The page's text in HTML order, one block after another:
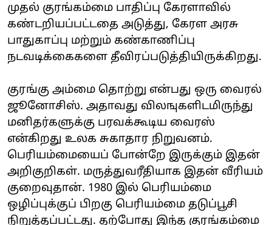
முதல் குரங்கம்மை பாதிப்பு கேரளாவில்
கண்டறியப்பட்டதை அடுத்து, கேரள அரசு
பாதுகாப்பு மற்றும் கண்காணிப்பு
நடவடிக்கைகளை தீவிரப்படுத்தியிருக்கிறது.
குரங்கு அம்மை தொற்று என்பது ஒரு வைரல்
ஜூனோசிஸ். அதாவது விலஙுகளிடமிருந்து
மனிதர்களுக்கு பரவக்கூடிய வைரஸ்
என்கிறது உலக சுகாதார நிறுவனம்.
பெரியம்மையைப் போன்றே இருக்கும் இதன்
அறிகுறிகள். மருத்துவரீதியாக இதன் வீரியம்
குறைவுதான். 1980 இல் பெரியம்மை
ஒழிப்புக்குப் பிறகு பெரியம்மை தடுப்பூசி
நிறுத்தப்பட்டது. தற்போது இந்த குரங்கம்மை